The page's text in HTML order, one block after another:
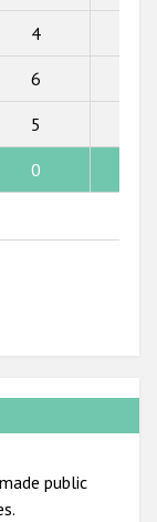
4
6
5
0
public